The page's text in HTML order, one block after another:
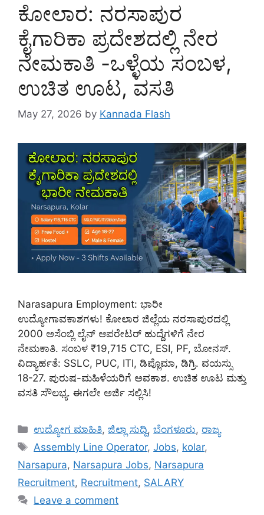
ಕೋಲಾರ: ನರಸಾಪುರ
ಕೈಗಾರಿಕಾ ಪ್ರದೇಶದಲ್ಲಿ ನೇರ
ನೇಮಕಾತಿ -ಒಳ್ಳೆಯ ಸಂಬಳ,
ಉಚಿತ ಊಟ, ವಸತಿ
May 27, 2026 by Kannada Flash
Narasapura Employment: ಭಾರೀ
ಉದ್ಯೋಗಾವಕಾಶಗಳು! ಕೋಲಾರ ಜಿಲ್ಲೆಯ ನರಸಾಪುರದಲ್ಲಿ
2000 ಅಸೆಂಬ್ಲಿ ಲೈನ್ ಆಪರೇಟರ್ ಹುದ್ದೆಗಳಿಗೆ ನೇರ
ನೇಮಕಾತಿ. ಸಂಬಳ ₹19,715 CTC, ESI, PF, ಬೋನಸ್.
ವಿದ್ಯಾರ್ಹತೆ: SSLC, PUC, ITI, ಡಿಪ್ಲೊಮಾ, ಡಿಗ್ರಿ. ವಯಸ್ಸು
18-27. ಪುರುಷ-ಮಹಿಳೆಯರಿಗೆ ಅವಕಾಶ. ಉಚಿತ ಊಟ ಮತ್ತು
ವಸತಿ ಸೌಲಭ್ಯ. ಈಗಲೇ ಅರ್ಜಿ ಸಲ್ಲಿಸಿ!
Categories
ಉದ್ಯೋಗ ಮಾಹಿತಿ,ಜಿಲ್ಲಾ ಸುದ್ದಿ,ಬೆಂಗಳೂರು, ರಾಜ್ಯ
Tags
Assembly Line Operator,Jobs, kolar,
Narsapura, Narsapura Jobs, Narsapura
Recruitment, Recruitment, SALARY
Leave a comment